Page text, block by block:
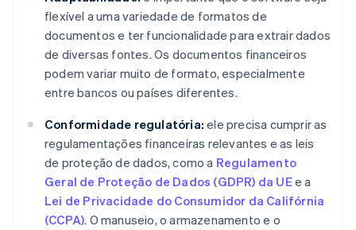
flexível a uma variedade de formatos de
documentos e ter funcionalidade para extrair dados
de diversas fontes. Os documentos financeiros
podem variar muito de formato, especialmente
entre bancos ou países diferentes.
Conformidade regulatória: ele precisa cumprir as
regulamentações financeiras relevantes e as leis
de proteção de dados, como a Regulamento
Geral de Proteção de Dados (GDPR) da UEe a
Lei de Privacidade do Consumidor da Califórnia
(CCPA). O manuseio, o armazenamento e o